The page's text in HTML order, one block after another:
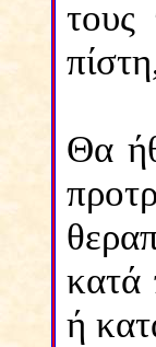
τους
Θα
κατά
ή